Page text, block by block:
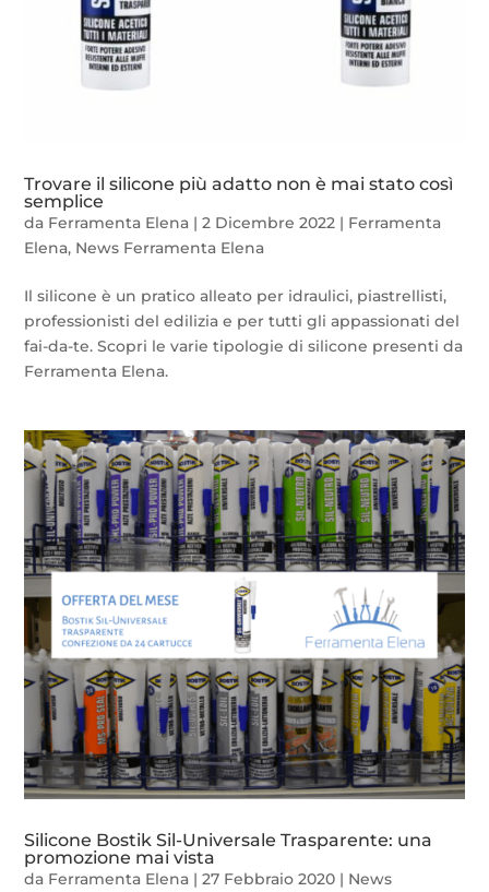
Trovare il silicone più adatto non è mai stato così
semplice
da Ferramenta Elena |2 Dicembre 2022 | Ferramenta
Elena, News Ferramenta Elena
Il silicone è un pratico alleato per idraulici, piastrellisti,
professionisti del edilizia e per tutti gli appassionati del
fai-da-te. Scopri le varie tipologie di silicone presenti da
Ferramenta Elena.
Silicone Bostik Sil-Universale Trasparente: una
promozione mai vista
da Ferramenta Elena |27 Febbraio 2020 | News